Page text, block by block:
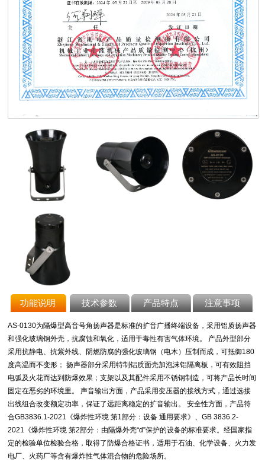
功能说明 技术参数 产品特点 注意事项
AS-0130为隔爆型高音号角扬声器是标准的扩音广播终端设备，采用铝质扬声器
和强化玻璃钢外壳，抗腐蚀和氧化，适用于毒性有害气体环境。 产品外型部分
采用抗静电、抗紫外线、阴燃防腐的强化玻璃钢（电木）压制而成，可抵御180
度高温而不变形； 扬声器部分采用特制铝质面壳加泡沫铝隔离板，可有效阻挡
电弧及火花而达到防爆效果；支架以及其配件采用不锈钢制造，可将产品长时间
固定在恶劣的环境里。 声音输出方面，产品采用变压器的接线方式，通过选接
出线组合改变额定功率，保证了远距离稳定的扩音输出。 安全性方面，产品符
合GB3836.1-2021《爆炸性环境 第1部分：设备 通用要求》、GB 3836.2-
2021《爆炸性环境 第2部分：由隔爆外壳“d”保护的设备的标准要求。经国家指
定的检验单位检验合格，取得了防爆合格证书，适用于石油、化学设备、火力发
电厂、火药厂等含有爆炸性气体混合物的危险场所。